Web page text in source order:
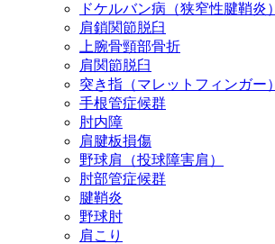
ドケルバン病（狭窄性腱鞘炎）
肩鎖関節脱臼
上腕骨頸部骨折
肩関節脱臼
突き指（マレットフィンガー）
手根管症候群
肘内障
肩腱板損傷
野球肩（投球障害肩）
肘部管症候群
腱鞘炎
野球肘
肩こり